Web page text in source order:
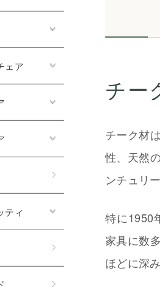
チー
チーク材
性、天然
ンチュリ
特に1950
家具に数
ほどに深
ェア
ティ